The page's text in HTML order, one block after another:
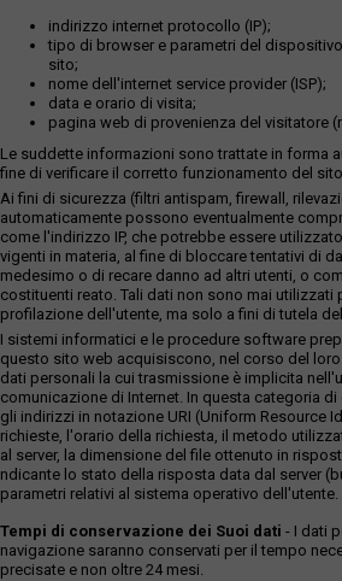
indirizzo internet protocollo (IP);
tipo di browser e parametri del
sito;
nome dell'internet service provider (ISP);
data e orario di visita;
pagina web di provenienza del visitatore
Le suddette informazioni sono trattate in forma
fine di verificare il corretto funzionamento del
Ai fini di sicurezza (filtri antispam, firewall,
automaticamente possono eventualmente
come l'indirizzo IP, che potrebbe essere
vigenti in materia, al fine di bloccare tentativi di
medesimo o di recare danno ad altri utenti, o
costituenti reato. Tali dati non sono mai utilizzati
profilazione dell'utente, ma solo a fini di tutela
I sistemi informatici e le procedure software
questo sito web acquisiscono, nel corso del
dati personali la cui trasmissione è implicita
comunicazione di Internet. In questa categoria di
gli indirizzi in notazione URI (Uniform Resource
richieste, l'orario della richiesta, il metodo
al server, la dimensione del file ottenuto in
ndicante lo stato della risposta data dal server
parametri relativi al sistema operativo dell'utente.
Tempi di conservazione dei Suoi dati - I dati
navigazione saranno conservati per il tempo
precisate e non oltre 24 mesi.